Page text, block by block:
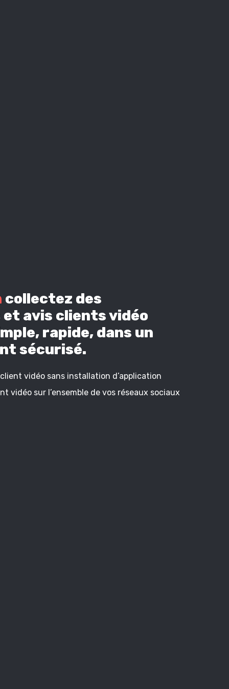
collectez des
et avis clients vidéo
rapide, dans un
sécurisé.
vidéo sans installation d’application
vidéo sur l’ensemble de vos réseaux sociaux